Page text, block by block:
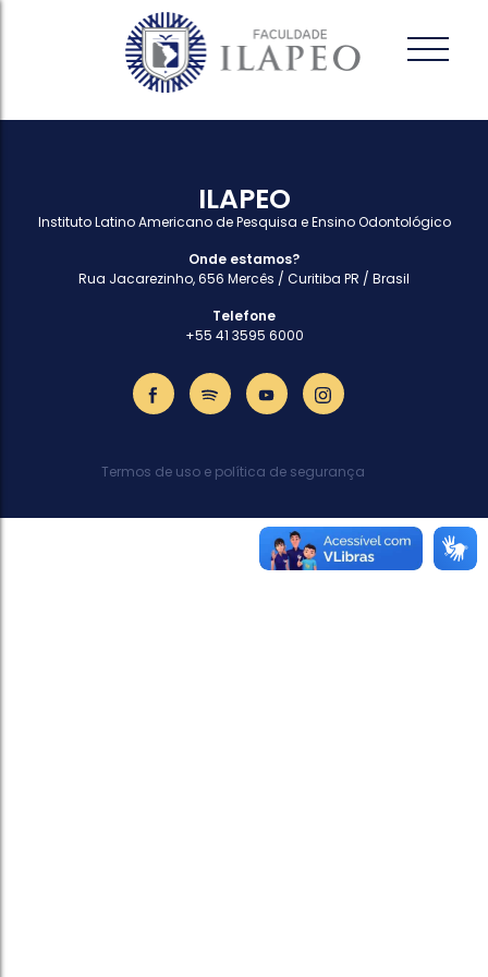
ILAPEO
Instituto Latino Americano de Pesquisa e Ensino Odontológico
Onde estamos?
Rua Jacarezinho, 656 Mercês / Curitiba PR / Brasil
Telefone
+55 41 3595 6000
Termos de uso e política de segurança